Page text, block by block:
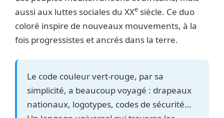
aussi aux luttes sociales du XXe siècle. Ce duo
coloré inspire de nouveaux mouvements, à la
fois progressistes et ancrés dans la terre.
Le code couleur vert-rouge, par sa
simplicité, a beaucoup voyagé : drapeaux
nationaux, logotypes, codes de sécurité…